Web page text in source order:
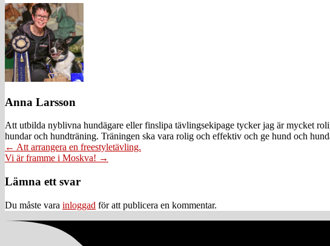
Anna Larsson
Att utbilda nyblivna hundägare eller finslipa tävlingsekipage tycker jag är mycket
hundar och hundträning. Träningen ska vara rolig och effektiv och ge hund och
Posts
navigation
← Att arrangera en freestyletävling.
Vi är framme i Moskva! →
Läsarkommentarer
Lämna ett svar
Du måste vara inloggad för att publicera en kommentar.